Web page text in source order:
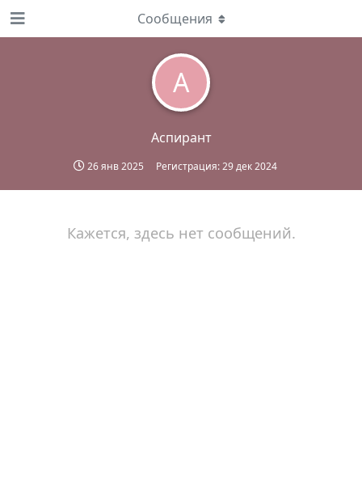
А
Аспирант
26 янв 2025 Регистрация:29 дек 2024
Сообщения
Кажется, здесь нет сообщений.